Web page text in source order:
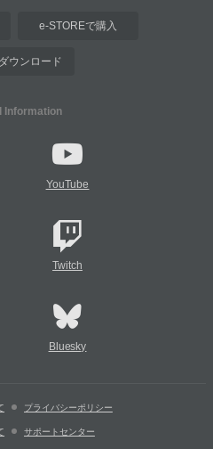
e-STOREで購入
ウンロード
Information
YouTube
Twitch
Bluesky
プライバシーポリシー
サポートセンター